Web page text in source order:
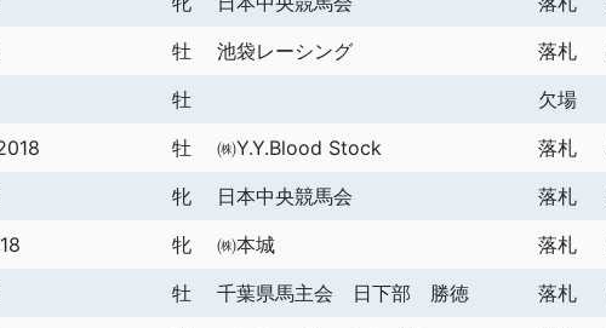
牡 池袋レーシング 落札
牡 欠場
牡 ㈱Y.Y.Blood Stock 落札
牝 日本中央競馬会 落札
牝 ㈱本城 落札
牡 千葉県馬主会 日下部 勝徳 落札